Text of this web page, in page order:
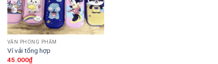
VĂN PHÒNG PHẨM
Ví vải tổng hợp
45.000₫